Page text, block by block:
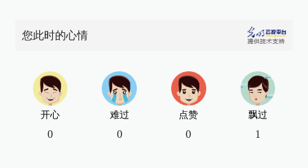
您此时的心情
开心
0
难过
0
点赞
0
飘过
1